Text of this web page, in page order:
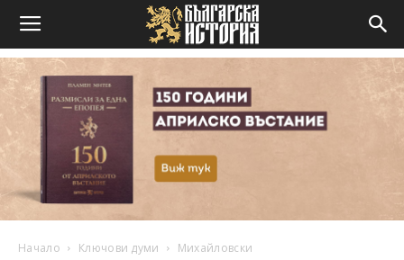
Начало Ключови думи Михайловски